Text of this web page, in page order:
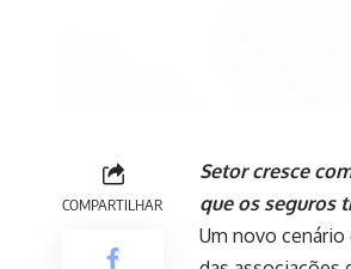
COMPARTILHAR
Setor cresce
que os seguros
Um novo